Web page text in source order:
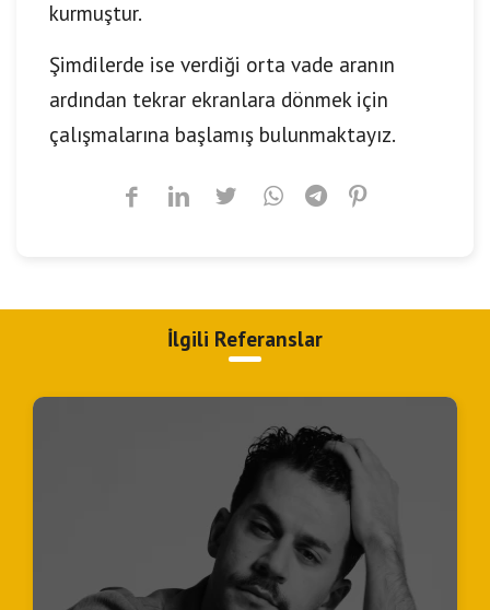
kurmuştur.
Şimdilerde ise verdiği orta vade aranın
ardından tekrar ekranlara dönmek için
çalışmalarına başlamış bulunmaktayız.
İlgili Referanslar